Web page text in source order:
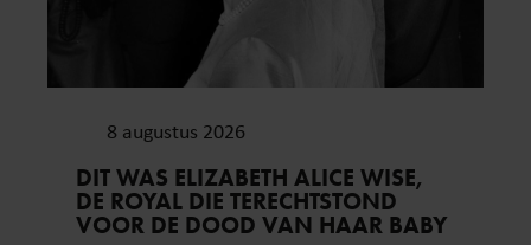
8 augustus 2026
DIT WAS ELIZABETH ALICE WISE,
DE ROYAL DIE TERECHTSTOND
VOOR DE DOOD VAN HAAR BABY